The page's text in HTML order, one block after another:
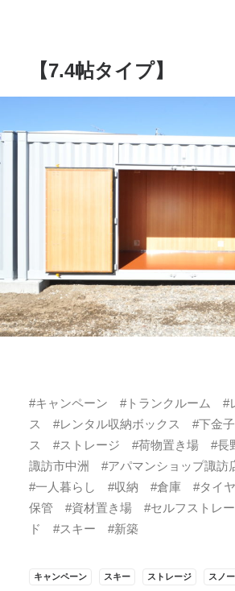
【7.4帖タイプ】
#キャンペーン #トランクルーム #
ス #レンタル収納ボックス #下金子
ス #ストレージ #荷物置き場 #
諏訪市中洲 #アパマンショップ諏
#一人暮らし #収納 #倉庫 #タイ
保管 #資材置き場 #セルフストレ
ド #スキー #新築
キャンペーン スキー ストレージ スノ